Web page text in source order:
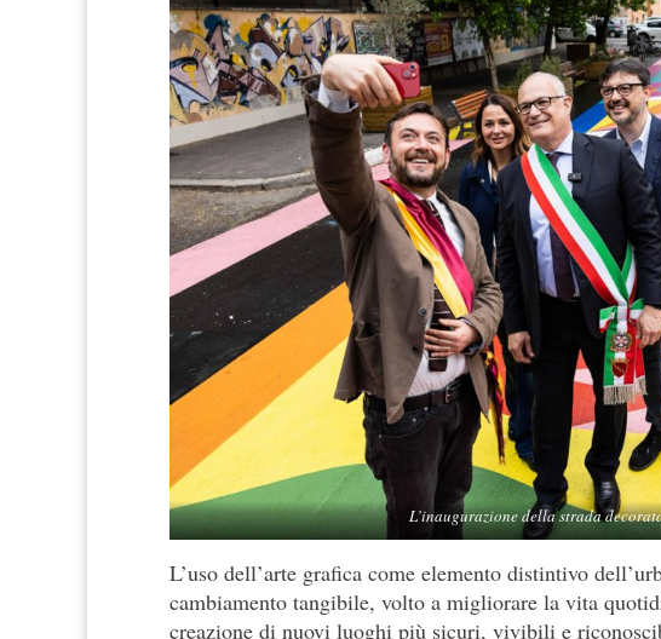
L’inaugurazione della strada
L’uso dell’arte grafica come elemento distintivo
cambiamento tangibile, volto a migliorare la vita
creazione di nuovi luoghi più sicuri, vivibili e